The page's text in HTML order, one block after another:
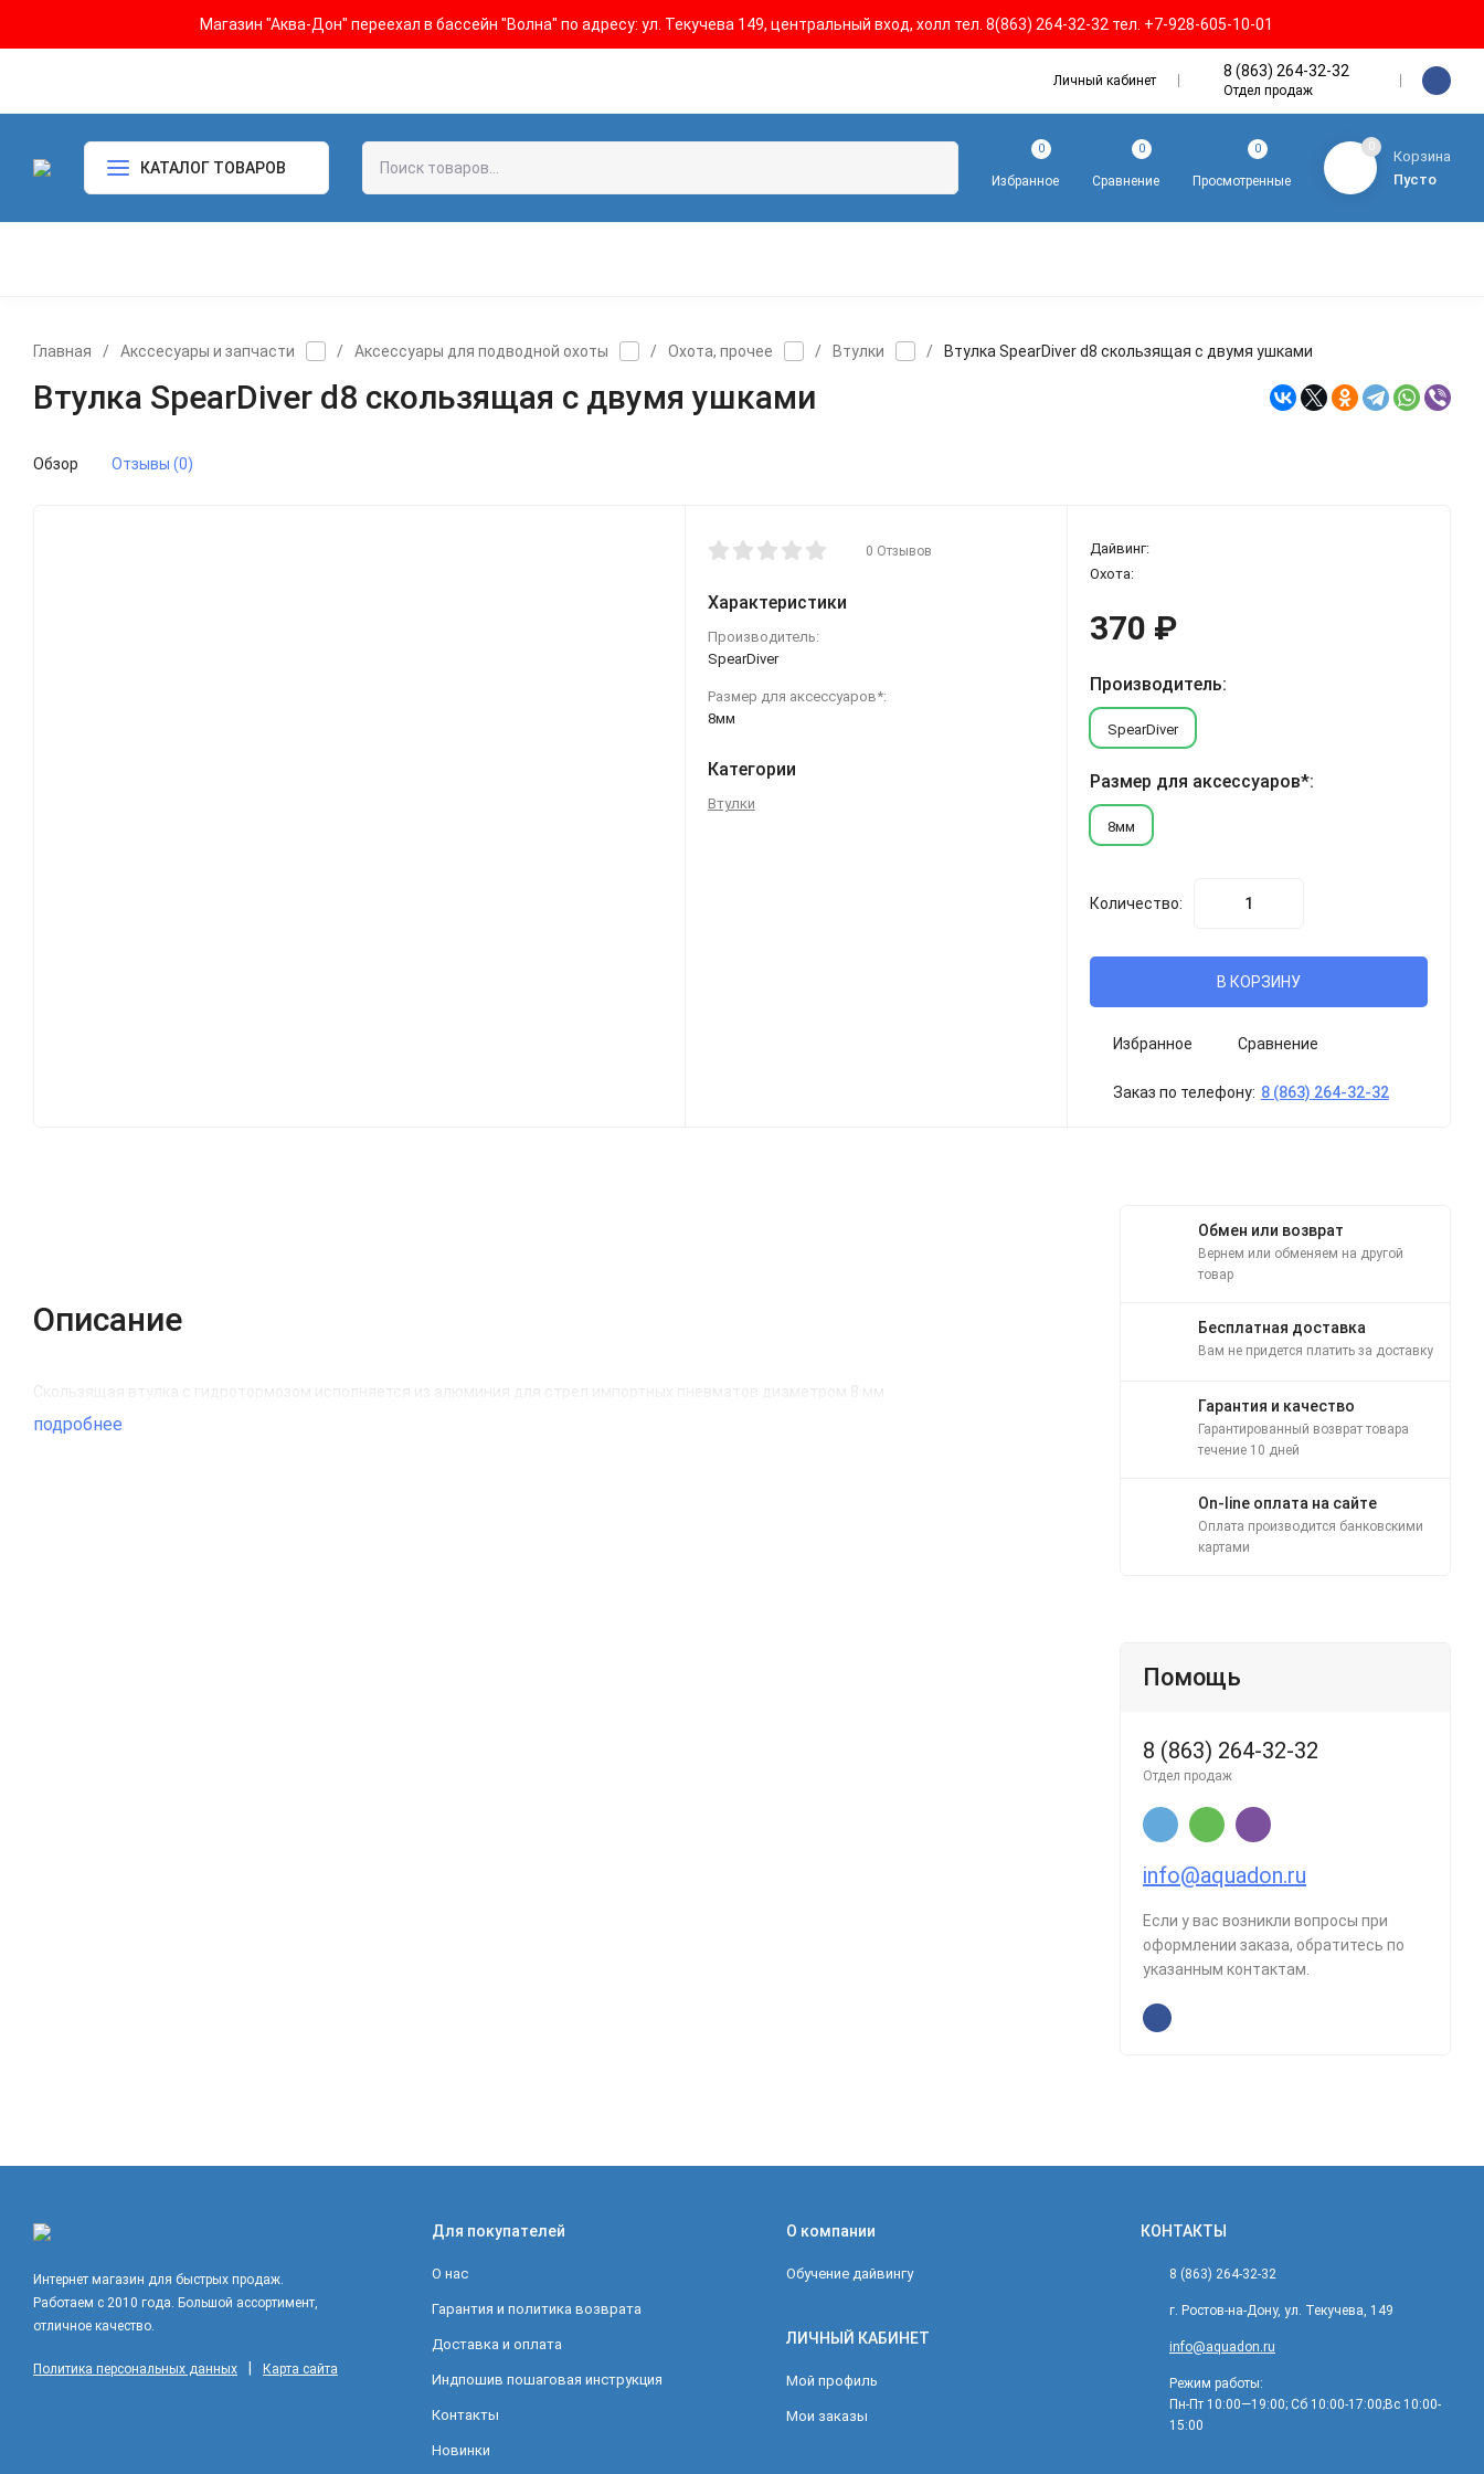
Магазин "Аква-Дон" переехал в бассейн "Волна" по адресу: ул. Текучева 149, центральный вход, холл тел. 8(863) 264-32-32 тел. +7-928-605-10-01
Личный кабинет
8 (863) 264-32-32
Отдел продаж
КАТАЛОГ ТОВАРОВ
Избранное
0
Сравнение
0
Просмотренные
0 0
Корзина
Пусто
Главная / Акссесуары и запчасти / Аксессуары для подводной охоты / Охота, прочее / Втулки / Втулка SpearDiver d8 cкользящая с двумя ушками
Втулка SpearDiver d8 cкользящая с двумя ушками
Обзор Отзывы (0)
0 Отзывов
Характеристики
Производитель:
SpearDiver
Размер для аксессуаров*:
8мм
Категории
Втулки
Дайвинг:
Охота:
370 ₽
Производитель:
SpearDiver
Размер для аксессуаров*:
8мм
Количество:
В КОРЗИНУ
Избранное Сравнение
Заказ по телефону: 8 (863) 264-32-32
Описание
Скользящая втулка с гидротормозом исполняется из алюминия для стрел импортных пневматов диаметром 8 мм.
подробнее
Обмен или возврат
Вернем или обменяем на другой
товар
Бесплатная доставка
Вам не придется платить за доставку
Гарантия и качество
Гарантированный возврат товара
течение 10 дней
On-line оплата на сайте
Оплата производится банковскими
картами
Помощь
8 (863) 264-32-32
Отдел продаж
info@aquadon.ru
Если у вас возникли вопросы при
оформлении заказа, обратитесь по
указанным контактам.
Интернет магазин для быстрых продаж.
Работаем с 2010 года. Большой ассортимент,
отличное качество.
Политика персональных данных Карта сайта
Для покупателей
О нас
Гарантия и политика возврата
Доставка и оплата
Индпошив пошаговая инструкция
Контакты
Новинки
О компании
Обучение дайвингу
ЛИЧНЫЙ КАБИНЕТ
Мой профиль
Мои заказы
КОНТАКТЫ
8 (863) 264-32-32
г. Ростов-на-Дону, ул. Текучева, 149
info@aquadon.ru
Режим работы:
Пн-Пт 10:00—19:00; Сб 10:00-17:00;Вс 10:00-
15:00